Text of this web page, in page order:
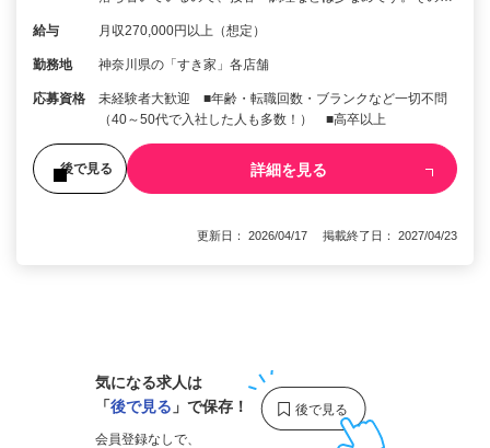
給与 月収270,000円以上（想定）
勤務地 神奈川県の「すき家」各店舗
応募資格
未経験者大歓迎 ■年齢・転職回数・ブランクなど一切不問
（40～50代で入社した人も多数！） ■高卒以上
後で見る 詳細を見る
更新日： 2026/04/17 掲載終了日： 2027/04/23
気になる求人は
「後で見る 」で保存！
会員登録なしで、